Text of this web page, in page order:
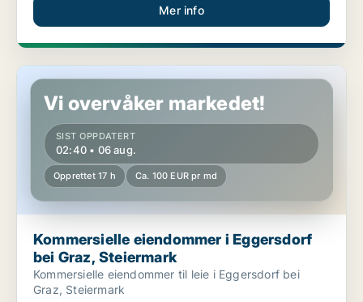
Mer info
Kommersielle eiendommer i Eggersdorf bei Graz, Steiermark
Vi overvåker markedet!
SIST OPPDATERT
02:40 • 06 aug.
Opprettet 17 h Ca. 100 EUR pr md
Kommersielle eiendommer i Eggersdorf
bei Graz, Steiermark
Kommersielle eiendommer til leie i Eggersdorf bei
Graz, Steiermark